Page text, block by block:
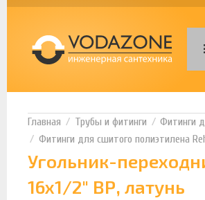
Трубы и фитинги
Фитинги
Фитинги для сшитого полиэтилена
Угольник-
16x1/2" ВР, латунь